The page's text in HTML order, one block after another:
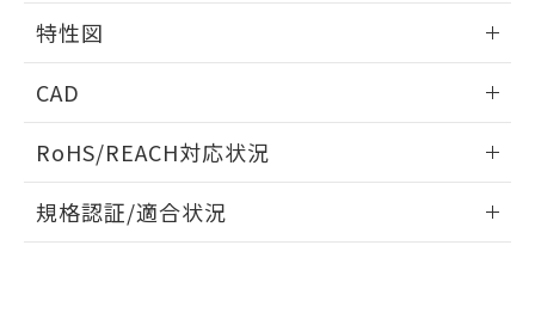
相互干渉
A: 150mm以上、B: 90mm以上
周囲金属の影響
特性図
検出物体の大きさと材質による影響
CAD
ドすることができます。
ログイン/会員登録
RoHS/REACH対応状況
EU RoHS 注意事項・凡例
規格認証/適合状況
す。